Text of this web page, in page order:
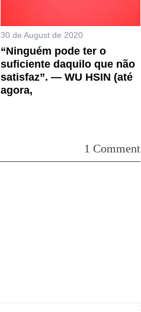
30 de August de 2020
“Ninguém pode ter o
suficiente daquilo que não
satisfaz”. — WU HSIN (até
agora,
1 Comment